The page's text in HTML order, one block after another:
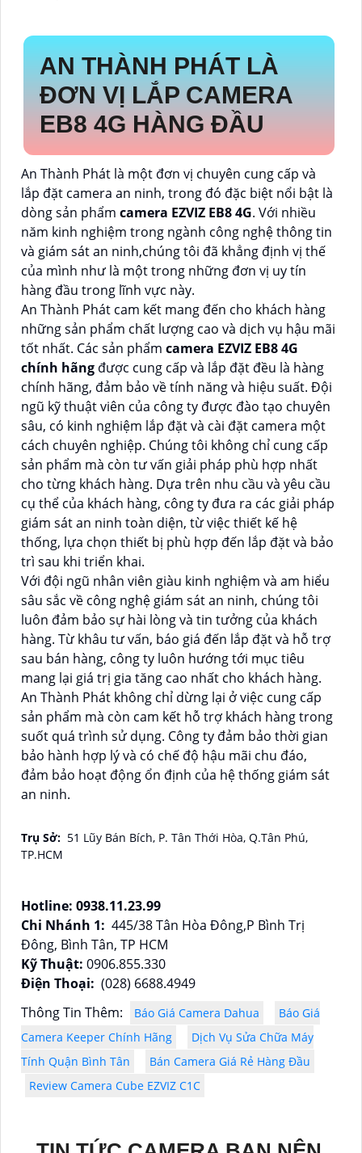
AN THÀNH PHÁT LÀ
ĐƠN VỊ LẮP CAMERA
EB8 4G HÀNG ĐẦU
An Thành Phát là một đơn vị chuyên cung cấp và
lắp đặt camera an ninh, trong đó đặc biệt nổi bật là
dòng sản phẩm camera EZVIZ EB8 4G. Với nhiều
năm kinh nghiệm trong ngành công nghệ thông tin
và giám sát an ninh,chúng tôi đã khẳng định vị thế
của mình như là một trong những đơn vị uy tín
hàng đầu trong lĩnh vực này.
An Thành Phát cam kết mang đến cho khách hàng
những sản phẩm chất lượng cao và dịch vụ hậu mãi
tốt nhất. Các sản phẩm camera EZVIZ EB8 4G
chính hãng được cung cấp và lắp đặt đều là hàng
chính hãng, đảm bảo về tính năng và hiệu suất. Đội
ngũ kỹ thuật viên của công ty được đào tạo chuyên
sâu, có kinh nghiệm lắp đặt và cài đặt camera một
cách chuyên nghiệp. Chúng tôi không chỉ cung cấp
sản phẩm mà còn tư vấn giải pháp phù hợp nhất
cho từng khách hàng. Dựa trên nhu cầu và yêu cầu
cụ thể của khách hàng, công ty đưa ra các giải pháp
giám sát an ninh toàn diện, từ việc thiết kế hệ
thống, lựa chọn thiết bị phù hợp đến lắp đặt và bảo
trì sau khi triển khai.
Với đội ngũ nhân viên giàu kinh nghiệm và am hiểu
sâu sắc về công nghệ giám sát an ninh, chúng tôi
luôn đảm bảo sự hài lòng và tin tưởng của khách
hàng. Từ khâu tư vấn, báo giá đến lắp đặt và hỗ trợ
sau bán hàng, công ty luôn hướng tới mục tiêu
mang lại giá trị gia tăng cao nhất cho khách hàng.
An Thành Phát không chỉ dừng lại ở việc cung cấp
sản phẩm mà còn cam kết hỗ trợ khách hàng trong
suốt quá trình sử dụng. Công ty đảm bảo thời gian
bảo hành hợp lý và có chế độ hậu mãi chu đáo,
đảm bảo hoạt động ổn định của hệ thống giám sát
an ninh.
Trụ Sở: 51 Lũy Bán Bích, P. Tân Thới Hòa, Q.Tân Phú,
TP.HCM
Hotline: 0938.11.23.99
Chi Nhánh 1: 445/38 Tân Hòa Đông,P Bình Trị
Đông, Bình Tân, TP HCM
Kỹ Thuật: 0906.855.330
Điện Thoại: (028) 6688.4949
Thông Tin Thêm:
Báo Giá Camera Dahua
Báo Giá
Camera Keeper Chính Hãng
Dịch Vụ Sửa Chữa Máy
Tính Quận Bình Tân
Bán Camera Giá Rẻ Hàng Đầu
Review Camera Cube EZVIZ C1C